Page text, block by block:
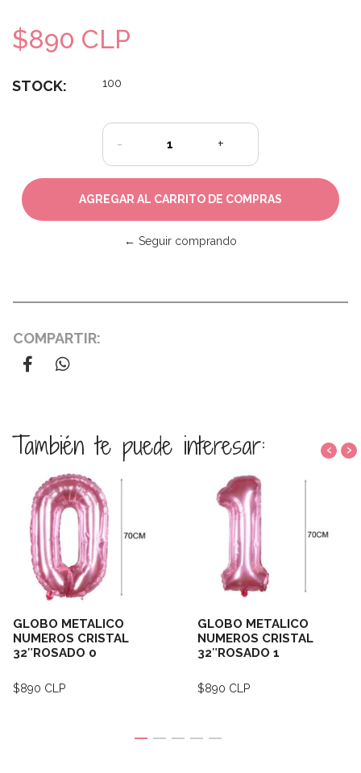
$890 CLP
STOCK: 100
- +
← Seguir comprando
COMPARTIR:
También te puede interesar:
GLOBO METALICO
NUMEROS CRISTAL
32″ROSADO 0
$890 CLP
GLOBO METALICO
NUMEROS CRISTAL
32″ROSADO 1
$890 CLP
‹ ›